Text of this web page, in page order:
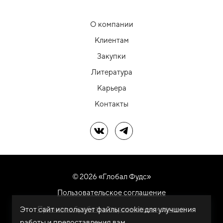
О компании
Клиентам
Закупки
Литература
Карьера
Контакты
Мы в ВКМы в Telegram
© 2026 «Глобал Фудс»
Пользовательское соглашение
Правила обработки персональных данных
Этот сайт использует файлы cookie для улучшения